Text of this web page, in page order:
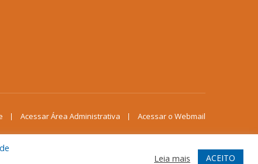
Acessar Área Administrativa Acessar o Webmail
Leia mais ACEITO